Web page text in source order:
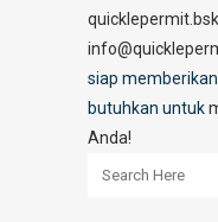
siap
butuhkan untuk
Anda!